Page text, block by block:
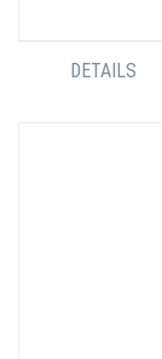
DETAILS